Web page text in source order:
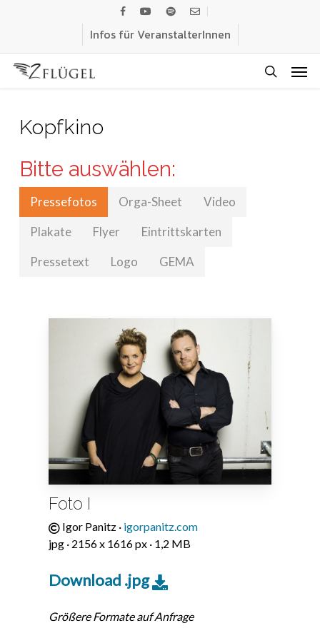
content
facebook
youtubespotifyemail
Infos für VeranstalterInnen
Kopfkino
Bitte auswählen:
Pressefotos Orga-Sheet
Video
Plakate
Flyer
Eintrittskarten
Pressetext
Logo GEMA
Foto I
Igor Panitz · igorpanitz.com
jpg · 2156 x 1616 px · 1,2 MB
Download .jpg
Größere Formate auf Anfrage